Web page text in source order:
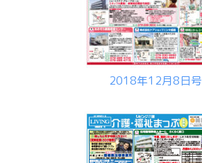
2018年12月8日号